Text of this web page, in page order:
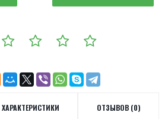
ХАРАКТЕРИСТИКИ ОТЗЫВОВ (0)